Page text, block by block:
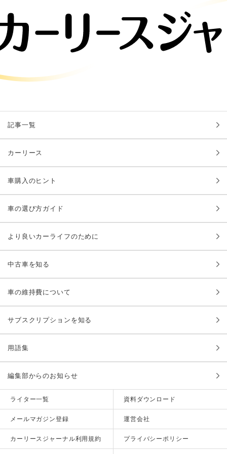
記事一覧
カーリース
車購入のヒント
車の選び方ガイド
より良いカーライフのために
中古車を知る
車の維持費について
サブスクリプションを知る
用語集
編集部からのお知らせ
ライター一覧 資料ダウンロード
メールマガジン登録 運営会社
カーリースジャーナル利用規約 プライバシーポリシー